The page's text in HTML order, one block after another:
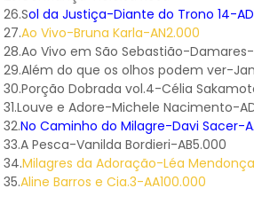
26.Sol da Justiça-Diante do Trono 14-
27.Ao Vivo-Bruna Karla-AN2.000
28.Ao Vivo em São Sebastião-Damares-
29.Além do que os olhos podem ver-
30.Porção Dobrada vol.4-Célia
31.Louve e Adore-Michele Nacimento-
32.No Caminho do Milagre-Davi Sacer-
33.A Pesca-Vanilda Bordieri-AB5.000
34.Milagres da Adoração-Léa
35.Aline Barros e Cia.3-AA100.000